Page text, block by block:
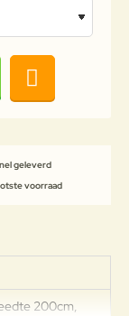
geleverd
voorraad
200cm,